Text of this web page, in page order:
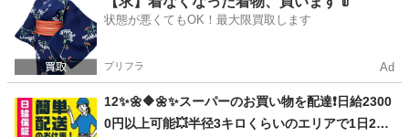
状態が悪くてもOK！最大限買取します
プリフラ Ad
12✨🌼🔶🌼✨スーパーのお買い物を配達❗️日給2300
0円以上可能💥半径3キロくらいのエリアで1日25